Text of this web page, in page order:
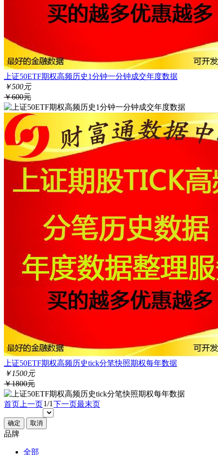
上证50ETF期权高频历史1分钟一分钟成交年度数据
￥500元
￥600元
上证50ETF期权高频历史tick分笔快照期权每年数据
￥1500元
￥1800元
首页 上一页1/1 下一页最末页
确定 取消
品牌
全部